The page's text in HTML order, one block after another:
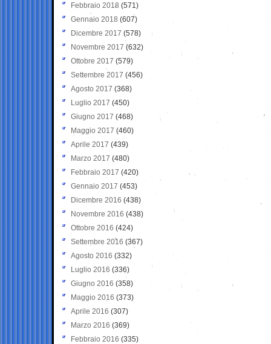
Febbraio 2018 (571)
Gennaio 2018 (607)
Dicembre 2017 (578)
Novembre 2017 (632)
Ottobre 2017 (579)
Settembre 2017 (456)
Agosto 2017 (368)
Luglio 2017 (450)
Giugno 2017 (468)
Maggio 2017 (460)
Aprile 2017 (439)
Marzo 2017 (480)
Febbraio 2017 (420)
Gennaio 2017 (453)
Dicembre 2016 (438)
Novembre 2016 (438)
Ottobre 2016 (424)
Settembre 2016 (367)
Agosto 2016 (332)
Luglio 2016 (336)
Giugno 2016 (358)
Maggio 2016 (373)
Aprile 2016 (307)
Marzo 2016 (369)
Febbraio 2016 (335)